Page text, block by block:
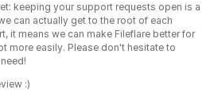
keeping your support requests open is a
can actually get to the root of each
it means we can make Fileflare better for
more easily. Please don't hesitate to
:)